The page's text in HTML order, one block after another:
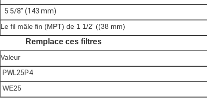
5 5/8" (143 mm)
Le fil mâle fin (MPT) de 1 1/2' ((38 mm)
Remplace ces filtres
Valeur
PWL25P4
WE25